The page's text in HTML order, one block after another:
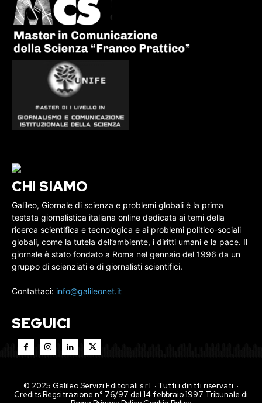
CHI SIAMO
Galileo, Giornale di scienza e problemi globali è la prima
testata giornalistica italiana online dedicata ai temi della
ricerca scientifica e tecnologica e ai problemi politico-sociali
globali, come la tutela dell’ambiente, i diritti umani e la pace. Il
giornale è stato fondato a Roma nel gennaio del 1996 da un
gruppo di scienziati e di giornalisti scientifici.
Contattaci: info@galileonet.it
SEGUICI
© 2025 Galileo Servizi Editoriali s.r.l. · Tutti i diritti riservati. ·
Credits Regsitrazione n° 76/97 del 14 febbraio 1997 Tribunale di